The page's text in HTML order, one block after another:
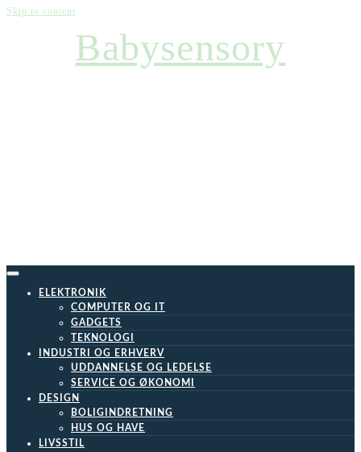
Skip to content
Babysensory
ELEKTRONIK
COMPUTER OG IT
GADGETS
TEKNOLOGI
INDUSTRI OG ERHVERV
UDDANNELSE OG LEDELSE
SERVICE OG ØKONOMI
DESIGN
BOLIGINDRETNING
HUS OG HAVE
LIVSSTIL